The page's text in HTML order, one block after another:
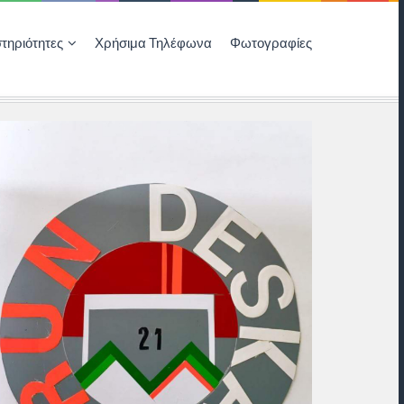
Χρήσιμα Τηλέφωνα Φωτογραφίες